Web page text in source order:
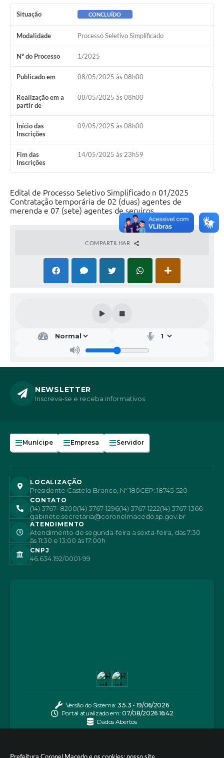
Situação CONCLUÍDO
Modalidade Processo Seletivo Simplificado
Nº do Processo 1/2025
Publicado em 08/05/2025 às 08h00
Realização em a
partir de
08/05/2025 às 08h00
Início das
Inscrições
09/05/2025 às 08h00
Fim das
Inscrições
14/05/2025 às 23h59
Edital de Processo Seletivo Simplificado n 01/2025
Contratação temporária de 02 (duas) agentes de
merenda e 07 (sete) agentes de serviços.
COMPARTILHAR
NEWSLETTER
Inscreva-se e receba informativos
Munícipe Empresa Servidor
LOCALIZAÇÃO
Presidente Castelo Branco, Nº 180CEP: 18745-520
CONTATO
(14) 3767- 8200(14) 3767-1296(14) 3767-1222(14) 3767-1366
gabinete.secretaria@coronelmacedo.sp.gov.br
ATENDIMENTO
Atendimento de segunda-feira a sexta-feira, das 7:30
às 11:30 e 13:00 às 17:00h
CNPJ
46.634.192/0001-99
Versão do Sistema: 3.5.3 - 19/06/2026
Portal atualizado em:07/08/2026 16:42
Dados Abertos